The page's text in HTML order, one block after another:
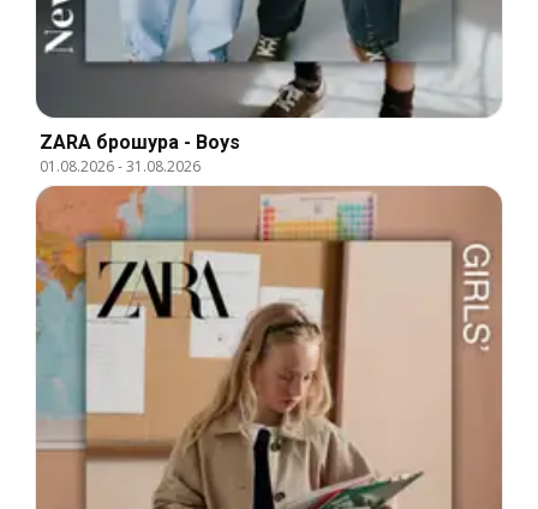
ZARA брошура - Boys
01.08.2026-31.08.2026